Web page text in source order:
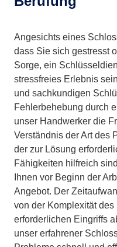
Angesichts eines
dass Sie sich gestresst
Sorge, ein
stressfreies Erlebnis
und sachkundigen
Fehlerbehebung durch
unser Handwerker die
Verständnis der Art des
der zur Lösung
Fähigkeiten hilfreich
Ihnen vor Beginn der
Angebot. Der
von der Komplexität
erforderlichen Eingriffs
unser erfahrener